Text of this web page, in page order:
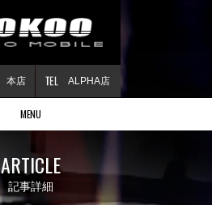
ALPHA店
本店
MENU
ARTICLE
記事詳細